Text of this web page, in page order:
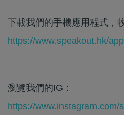
下載我們的手機應用程式，
https://www.speakout.hk/app
瀏覽我們的IG：
https://